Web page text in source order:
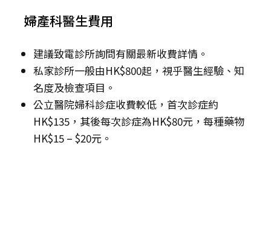
婦產科醫生費用
建議致電診所詢問有關最新收費詳情。
私家診所一般由HK$800起，視乎醫生經驗、知
名度及檢查項目。
公立醫院婦科診症收費較低，首次診症約
HK$135，其後每次診症為HK$80元，每種藥物
HK$15 – $20元。